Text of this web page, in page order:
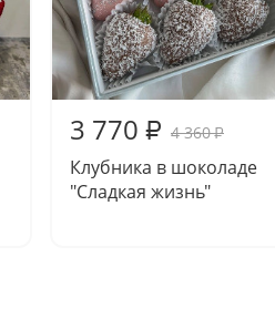
3 770 ₽ 4 360₽
Клубника в шоколаде
"Сладкая жизнь"